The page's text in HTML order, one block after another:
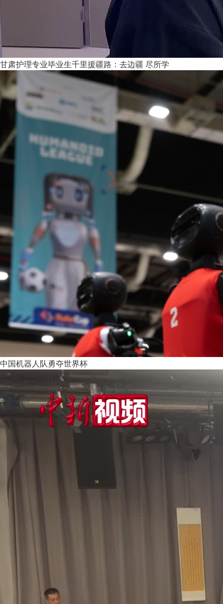
甘肃护理专业毕业生千里援疆路：去边疆 尽所学
中国机器人队勇夺世界杯